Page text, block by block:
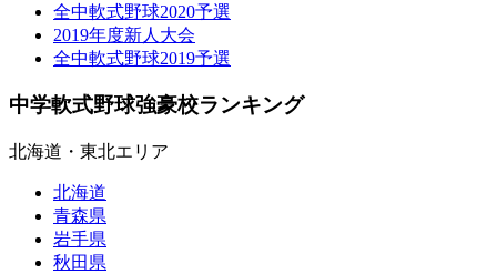
全中軟式野球2020予選
2019年度新人大会
全中軟式野球2019予選
中学軟式野球強豪校ランキング
北海道・東北エリア
北海道
青森県
岩手県
秋田県